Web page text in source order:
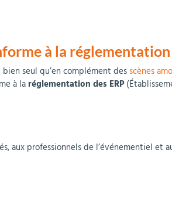
à la réglementation
seul qu’en complément des scènes
à la réglementation des ERP
aux professionnels de l’événementiel et